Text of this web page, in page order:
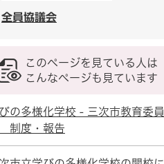
全員協議会
このページを見ている人は
こんなページも見ています
の多様化学校 - 三次市教育委員
制度・報告